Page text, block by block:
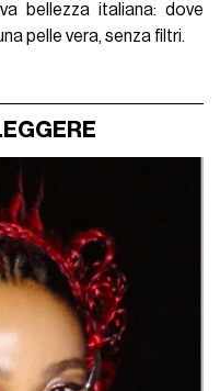
bellezza italiana: dove
pelle vera, senza filtri.